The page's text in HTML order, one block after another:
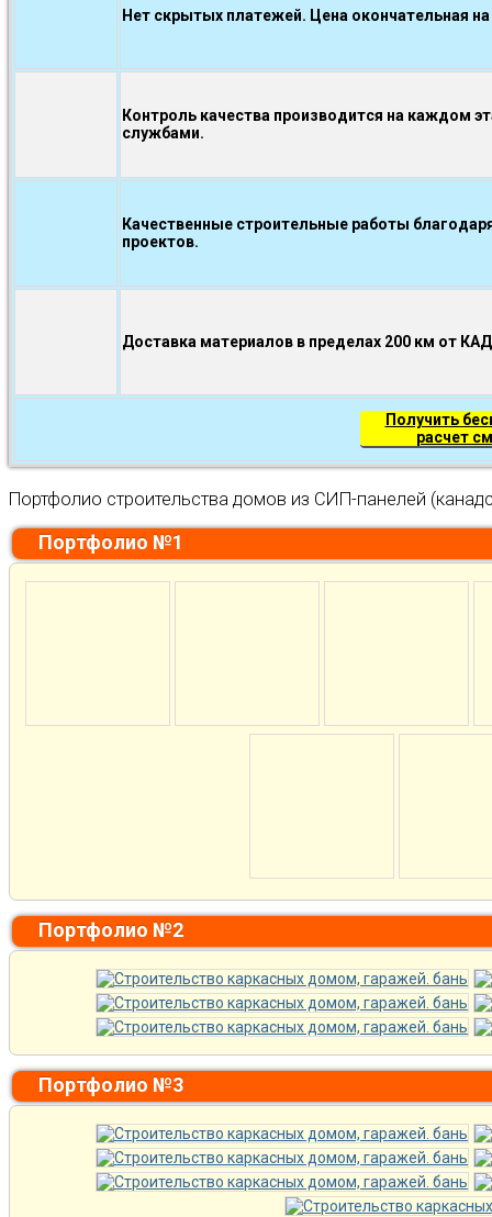
Нет скрытых платежей. Цена окончательная
Контроль качества производится на каждом
службами.
Качественные строительные работы
проектов.
Доставка материалов в пределах 200 км от
Получить
расчет
Портфолио строительства домов из СИП-панелей
Портфолио №1
Портфолио №2
Портфолио №3